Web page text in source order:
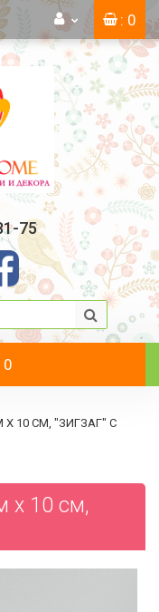
: 0
75
0
10 СМ, "ЗИГЗАГ" C
х 10 см,